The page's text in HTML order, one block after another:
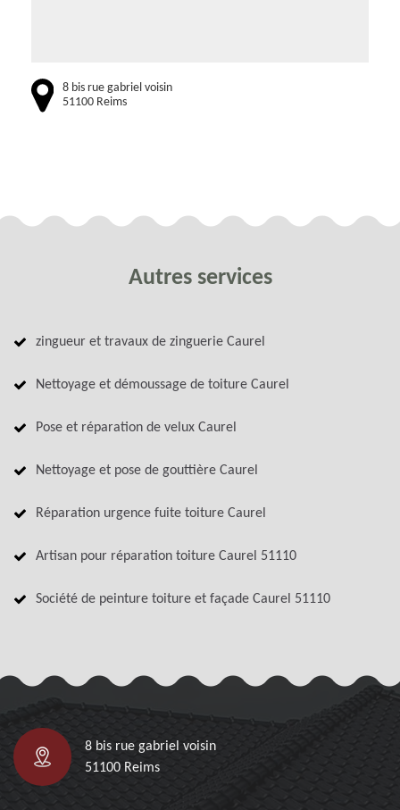
8 bis rue gabriel voisin
51100 Reims
Autres services
zingueur et travaux de zinguerie Caurel
Nettoyage et démoussage de toiture Caurel
Pose et réparation de velux Caurel
Nettoyage et pose de gouttière Caurel
Réparation urgence fuite toiture Caurel
Artisan pour réparation toiture Caurel 51110
Société de peinture toiture et façade Caurel 51110
8 bis rue gabriel voisin
51100 Reims